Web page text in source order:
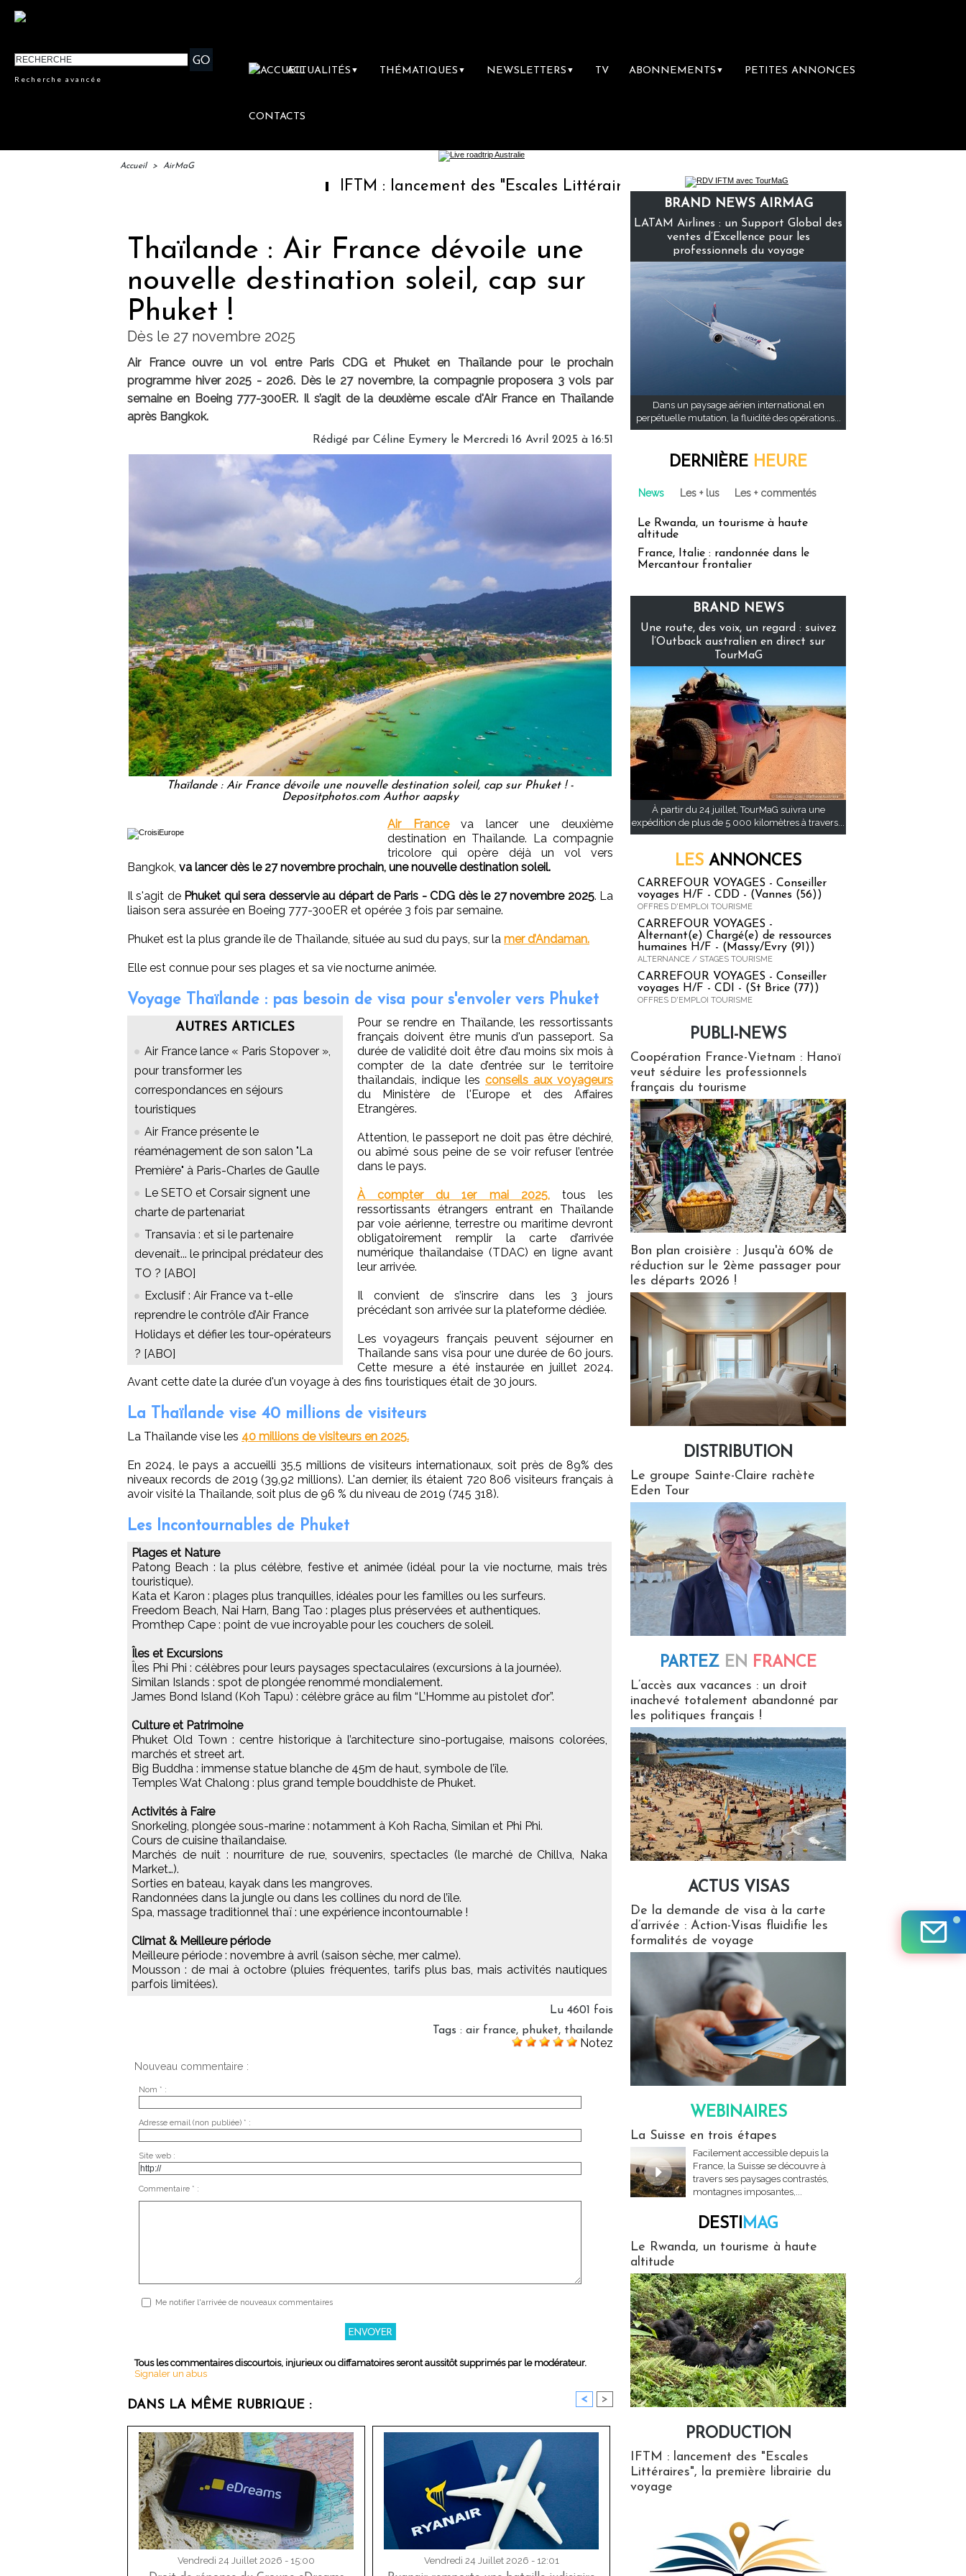
Recherche avancée
ACTUALITÉS ▼ THÉMATIQUES ▼ NEWSLETTERS ▼ TV ABONNEMENTS ▼ PETITES ANNONCES
CONTACTS
Accueil > AirMaG
IFTM : lancement des "Escales Littéraires", la première librairie du voyage
Thaïlande : Air France dévoile une
nouvelle destination soleil, cap sur
Phuket !
Dès le 27 novembre 2025
Air France ouvre un vol entre Paris CDG et Phuket en Thaïlande pour le prochain
programme hiver 2025 - 2026. Dès le 27 novembre, la compagnie proposera 3 vols par
semaine en Boeing 777-300ER. Il s’agit de la deuxième escale d'Air France en Thaïlande
après Bangkok.
Rédigé par Céline Eymery le Mercredi 16 Avril 2025 à 16:51
Thaïlande : Air France dévoile une nouvelle destination soleil, cap sur Phuket ! -
Depositphotos.com Author aapsky
Air Franceva lancer une deuxième
destination en Thaïlande. La compagnie
tricolore qui opère déjà un vol vers
Bangkok, va lancer dès le 27 novembre prochain, une nouvelle destination soleil.
Il s'agit de Phuket qui sera desservie au départ de Paris - CDG dès le 27 novembre 2025. La
liaison sera assurée en Boeing 777-300ER et opérée 3 fois par semaine.
Phuket est la plus grande île de Thaïlande, située au sud du pays, sur la mer d’Andaman.
Elle est connue pour ses plages et sa vie nocturne animée.
Voyage Thaïlande : pas besoin de visa pour s'envoler vers Phuket
AUTRES ARTICLES
Air France lance « Paris Stopover »,
pour transformer les
correspondances en séjours
touristiques
Air France présente le
réaménagement de son salon "La
Première" à Paris-Charles de Gaulle
Le SETO et Corsair signent une
charte de partenariat
Transavia : et si le partenaire
devenait... le principal prédateur des
TO ? [ABO]
Exclusif : Air France va t-elle
reprendre le contrôle d’Air France
Holidays et défier les tour-opérateurs
? [ABO]
Pour se rendre en Thaïlande, les ressortissants
français doivent être munis d'un passeport. Sa
durée de validité doit être d’au moins six mois à
compter de la date d’entrée sur le territoire
thaïlandais, indique les conseils aux voyageurs
du Ministère de l'Europe et des Affaires
Etrangères.
Attention, le passeport ne doit pas être déchiré,
ou abîmé sous peine de se voir refuser l’entrée
dans le pays.
À compter du 1er mai 2025,tous les
ressortissants étrangers entrant en Thaïlande
par voie aérienne, terrestre ou maritime devront
obligatoirement remplir la carte d’arrivée
numérique thaïlandaise (TDAC) en ligne avant
leur arrivée.
Il convient de s’inscrire dans les 3 jours
précédant son arrivée sur la plateforme dédiée.
Les voyageurs français peuvent séjourner en
Thaïlande sans visa pour une durée de 60 jours.
Cette mesure a été instaurée en juillet 2024.
Avant cette date la durée d'un voyage à des fins touristiques était de 30 jours.
La Thaïlande vise 40 millions de visiteurs
La Thaïlande vise les 40 millions de visiteurs en 2025.
En 2024, le pays a accueilli 35,5 millions de visiteurs internationaux, soit près de 89% des
niveaux records de 2019 (39,92 millions). L'an dernier, ils étaient 720 806 visiteurs français à
avoir visité la Thaïlande, soit plus de 96 % du niveau de 2019 (745 318).
Les Incontournables de Phuket
Plages et Nature
Patong Beach : la plus célèbre, festive et animée (idéal pour la vie nocturne, mais très
touristique).
Kata et Karon : plages plus tranquilles, idéales pour les familles ou les surfeurs.
Freedom Beach, Nai Harn, Bang Tao : plages plus préservées et authentiques.
Promthep Cape : point de vue incroyable pour les couchers de soleil.
Îles et Excursions
Îles Phi Phi : célèbres pour leurs paysages spectaculaires (excursions à la journée).
Similan Islands : spot de plongée renommé mondialement.
James Bond Island (Koh Tapu) : célèbre grâce au film “L’Homme au pistolet d’or”.
Culture et Patrimoine
Phuket Old Town : centre historique à l’architecture sino-portugaise, maisons colorées,
marchés et street art.
Big Buddha : immense statue blanche de 45m de haut, symbole de l’île.
Temples Wat Chalong : plus grand temple bouddhiste de Phuket.
Activités à Faire
Snorkeling, plongée sous-marine : notamment à Koh Racha, Similan et Phi Phi.
Cours de cuisine thaïlandaise.
Marchés de nuit : nourriture de rue, souvenirs, spectacles (le marché de Chillva, Naka
Market…).
Sorties en bateau, kayak dans les mangroves.
Randonnées dans la jungle ou dans les collines du nord de l’île.
Spa, massage traditionnel thaï : une expérience incontournable !
Climat & Meilleure période
Meilleure période : novembre à avril (saison sèche, mer calme).
Mousson : de mai à octobre (pluies fréquentes, tarifs plus bas, mais activités nautiques
parfois limitées).
Lu 4601 fois
Tags : air france, phuket, thailande
Notez
Nouveau commentaire :
Nom * :
Adresse email (non publiée) * :
Site web :
Commentaire * :
Me notifier l'arrivée de nouveaux commentaires
Tous les commentaires discourtois, injurieux ou diffamatoires seront aussitôt supprimés par le modérateur.
Signaler un abus
DANS LA MÊME RUBRIQUE : < >
Vendredi 24 Juillet 2026 - 15:00 Vendredi 24 Juillet 2026 - 12:01
BRAND NEWS AIRMAG
LATAM Airlines : un Support Global des
ventes d’Excellence pour les
professionnels du voyage
Dans un paysage aérien international en
perpétuelle mutation, la fluidité des opérations...
DERNIÈRE HEURE
News Les + lus Les + commentés
Le Rwanda, un tourisme à haute
altitude
France, Italie : randonnée dans le
Mercantour frontalier
BRAND NEWS
Une route, des voix, un regard : suivez
l’Outback australien en direct sur
TourMaG
À partir du 24 juillet, TourMaG suivra une
expédition de plus de 5 000 kilomètres à travers...
LES ANNONCES
CARREFOUR VOYAGES - Conseiller
voyages H/F - CDD - (Vannes (56))
OFFRES D'EMPLOI TOURISME
CARREFOUR VOYAGES -
Alternant(e) Chargé(e) de ressources
humaines H/F - (Massy/Evry (91))
ALTERNANCE / STAGES TOURISME
CARREFOUR VOYAGES - Conseiller
voyages H/F - CDI - (St Brice (77))
OFFRES D'EMPLOI TOURISME
PUBLI-NEWS
Coopération France-Vietnam : Hanoï
veut séduire les professionnels
français du tourisme
Bon plan croisière : Jusqu'à 60% de
réduction sur le 2ème passager pour
les départs 2026 !
DISTRIBUTION
Le groupe Sainte-Claire rachète
Eden Tour
PARTEZ EN FRANCE
L’accès aux vacances : un droit
inachevé totalement abandonné par
les politiques français !
ACTUS VISAS
De la demande de visa à la carte
d’arrivée : Action-Visas fluidifie les
formalités de voyage
WEBINAIRES
La Suisse en trois étapes
Facilement accessible depuis la
France, la Suisse se découvre à
travers ses paysages contrastés,
montagnes imposantes,...
DESTIMAG
Le Rwanda, un tourisme à haute
altitude
PRODUCTION
IFTM : lancement des "Escales
Littéraires", la première librairie du
voyage